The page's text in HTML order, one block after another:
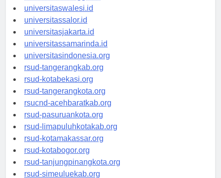
universitaswanggar.id
universitaswalesi.id
universitassalor.id
universitasjakarta.id
universitassamarinda.id
universitasindonesia.org
rsud-tangerangkab.org
rsud-kotabekasi.org
rsud-tangerangkota.org
rsucnd-acehbaratkab.org
rsud-pasuruankota.org
rsud-limapuluhkotakab.org
rsud-kotamakassar.org
rsud-kotabogor.org
rsud-tanjungpinangkota.org